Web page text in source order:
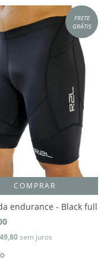
FRETE
GRÁTIS
COMPRAR
endurance - Black full
sem juros